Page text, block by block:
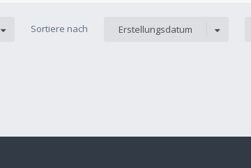
Sortiere nach Erstellungsdatum